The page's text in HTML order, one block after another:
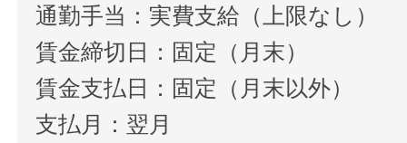
通勤手当：実費支給（上限なし）
賃金締切日：固定（月末）
賃金支払日：固定（月末以外）
支払月：翌月